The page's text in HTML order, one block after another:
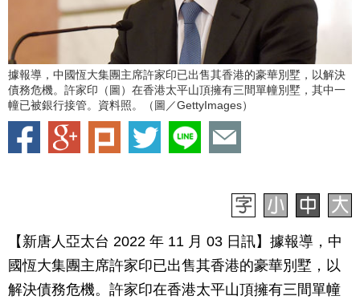
據報導，中國恆大集團主席許家印已出售其香港的豪華別墅，以解決
債務危機。許家印（圖）在香港太平山頂擁有三間單幢別墅，其中一
幢已被銀行接管。資料照。（圖／GettyImages）
【新唐人亞太台 2022 年 11 月 03 日訊】據報導，中
國恆大集團主席許家印已出售其香港的豪華別墅，以
解決債務危機。許家印在香港太平山頂擁有三間單幢